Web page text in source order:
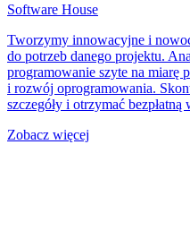
Software House
Tworzymy innowacyjne i
do potrzeb danego projektu.
programowanie szyte na miarę
i rozwój oprogramowania.
szczegóły i otrzymać bezpłatną
Zobacz więcej